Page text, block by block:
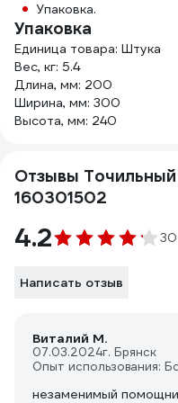
Упаковка.
Упаковка
Единица товара: Штука
Вес, кг: 5.4
Длина, мм: 200
Ширина, мм: 300
Высота, мм: 240
Отзывы
160301502
4.2
Написать отзыв
Виталий М.
07.03.2024г. Брянск
Опыт использования:
незаменимый